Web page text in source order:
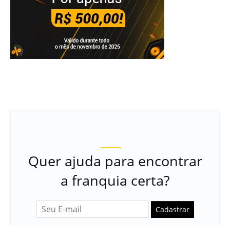
Quer ajuda para encontrar
a franquia certa?
Cadastrar